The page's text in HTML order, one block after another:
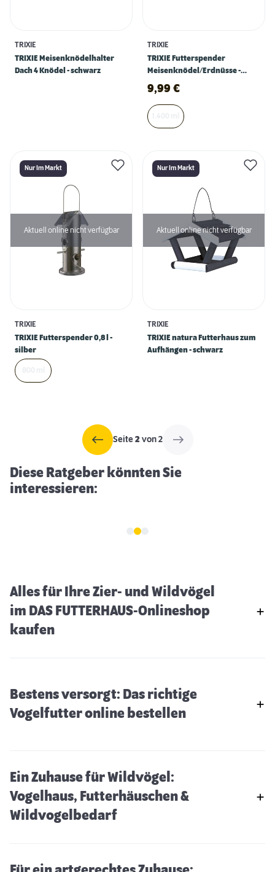
TRIXIE
TRIXIE Meisenknödelhalter
Dach 4 Knödel - schwarz
TRIXIE
TRIXIE Futterspender
Meisenknödel/Erdnüsse -
schwarz
9,99 €
Nur Im Markt
Aktuell online nicht verfügbar
TRIXIE
TRIXIE Futterspender 0,8 l -
silber
Nur Im Markt
Aktuell online nicht verfügbar
TRIXIE
TRIXIE natura Futterhaus zum
Aufhängen - schwarz
Seite2 von 2
Diese Ratgeber könnten Sie
interessieren:
Alles für Ihre Zier- und Wildvögel
im DAS FUTTERHAUS-Onlineshop
kaufen
Bestens versorgt: Das richtige
Vogelfutter online bestellen
Ein Zuhause für Wildvögel:
Vogelhaus, Futterhäuschen &
Wildvogelbedarf